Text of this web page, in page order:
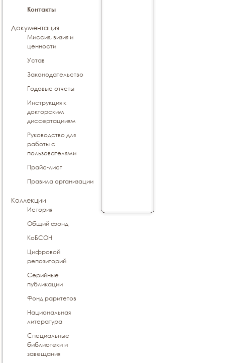
Контакты
Документация
Миссия, визия и
ценности
Устав
Законодательство
Годовые отчеты
Инструкция к
докторским
диссертацииям
Руководство для
работы с
пользователями
Прайс-лист
Правила организации
Коллекции
История
Общий фонд
КоБСОН
Цифровой
репозиторий
Серийные
публикации
Фонд раритетов
Национальная
литература
Специальные
библиотеки и
завещания